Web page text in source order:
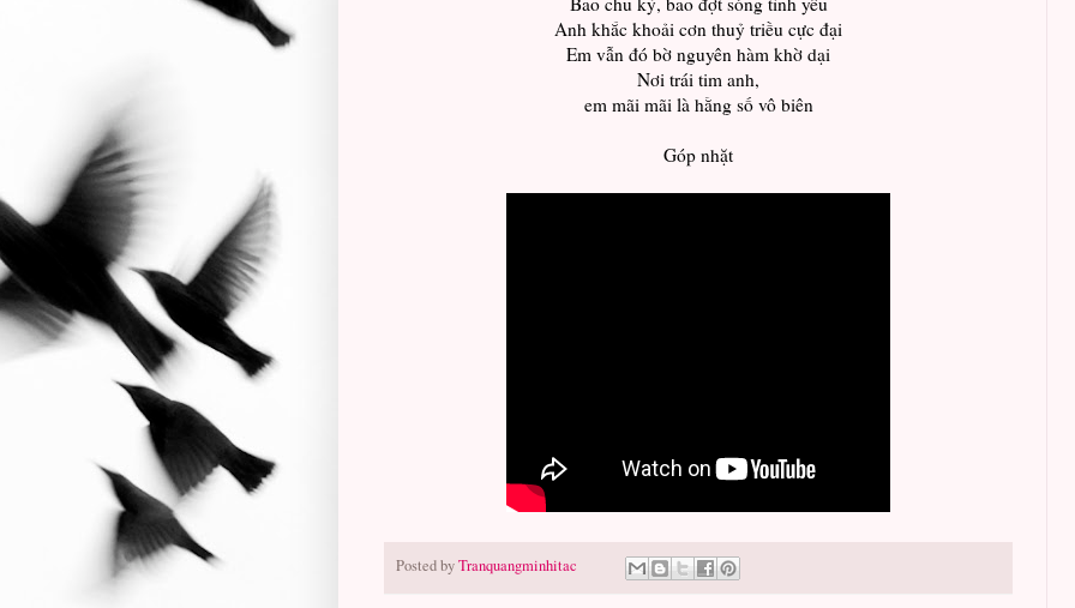
Anh khắc khoải cơn thuỷ triều cực đại
Em vẫn đó bờ nguyên hàm khờ dại
Nơi trái tim anh,
em mãi mãi là hằng số vô biên
Góp nhặt
Posted byTranquangminhitac